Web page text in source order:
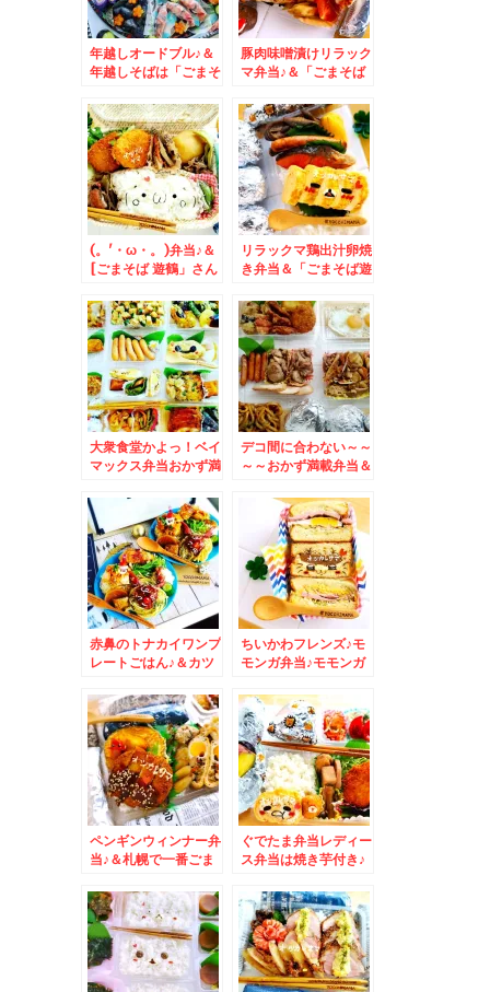
年越しオードブル♪＆
年越しそばは「ごまそ
´艸`*)「かけそば」
「つゆアツアツ、ネ
ギ、おろし別盛りトッ
ピング」
豚肉味噌漬けリラック
マ弁当♪＆「ごまそば
ランチ♪
(。'・ω・。)弁当♪＆
[ごまそば 遊鶴」さん
＆「日替わりランチ蕎
麦」
リラックマ鶏出汁卵焼
き弁当＆「ごまそば遊
蕎麦」「月見とろろそ
ば」(*´艸`*)
大衆食堂かよっ！ベイ
マックス弁当おかず満
が美味しいと思うお店
(*´艸`*)ランチタイム
しか営業されてないで
すよ～
デコ間に合わない～～
～～おかず満載弁当＆
んの「おろしそば」温
かいの(*´艸`*)
赤鼻のトナカイワンプ
レートごはん♪＆カツ
と思う「ごまそばの八
千代」さんの「日替わ
りランチ」(*´艸`*)
ちいかわフレンズ♪モ
モンガ弁当♪モモンガ
平」さんの「長崎ちゃ
んぽん」麺がうま～～
～～～～～(*´艸`*)
ペンギンウィンナー弁
当♪＆札幌で一番ごま
いお店「八千代」さん
ぐでたま弁当レディー
ス弁当は焼き芋付き♪
宇和島鯛めし食べたぁ
ぁぁぁ♪由良のアワビ
屋さん♪